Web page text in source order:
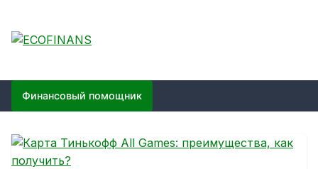
content
ECOFINANS
Финансовый помощник